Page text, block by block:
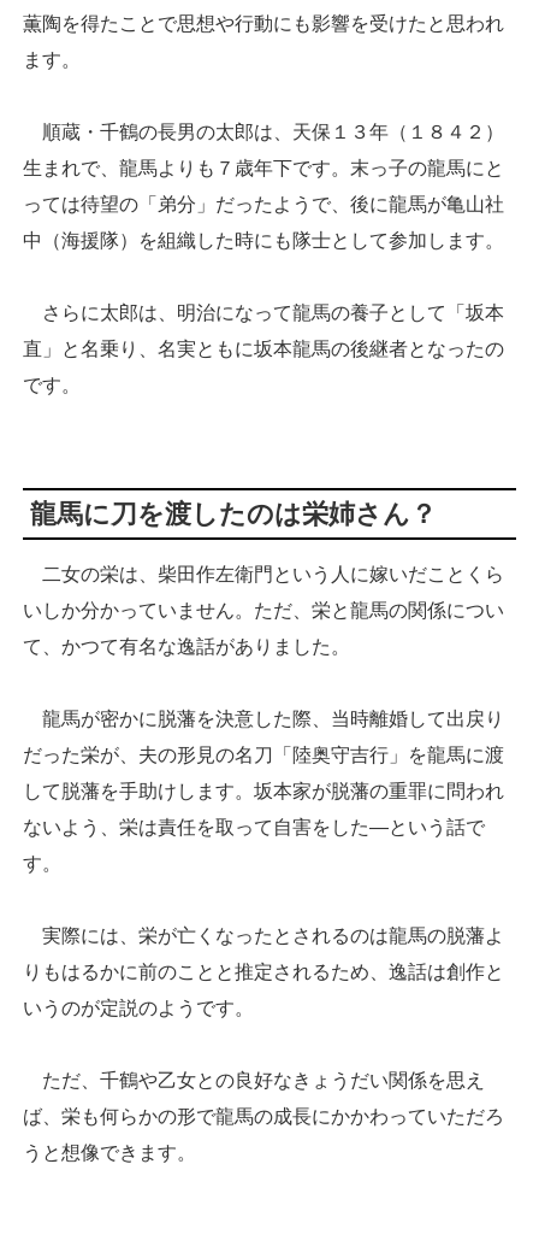
薫陶を得たことで思想や行動にも影響を受けたと思われ
ます。
順蔵・千鶴の長男の太郎は、天保１３年（１８４２）
生まれで、龍馬よりも７歳年下です。末っ子の龍馬にと
っては待望の「弟分」だったようで、後に龍馬が亀山社
中（海援隊）を組織した時にも隊士として参加します。
さらに太郎は、明治になって龍馬の養子として「坂本
直」と名乗り、名実ともに坂本龍馬の後継者となったの
です。
龍馬に刀を渡したのは栄姉さん？
二女の栄は、柴田作左衛門という人に嫁いだことくら
いしか分かっていません。ただ、栄と龍馬の関係につい
て、かつて有名な逸話がありました。
龍馬が密かに脱藩を決意した際、当時離婚して出戻り
だった栄が、夫の形見の名刀「陸奥守吉行」を龍馬に渡
して脱藩を手助けします。坂本家が脱藩の重罪に問われ
ないよう、栄は責任を取って自害をした―という話で
す。
実際には、栄が亡くなったとされるのは龍馬の脱藩よ
りもはるかに前のことと推定されるため、逸話は創作と
いうのが定説のようです。
ただ、千鶴や乙女との良好なきょうだい関係を思え
ば、栄も何らかの形で龍馬の成長にかかわっていただろ
うと想像できます。